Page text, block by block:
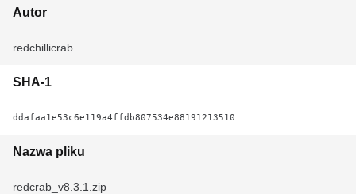
Autor
redchillicrab
SHA-1
ddafaa1e53c6e119a4ffdb807534e88191213510
Nazwa pliku
redcrab_v8.3.1.zip